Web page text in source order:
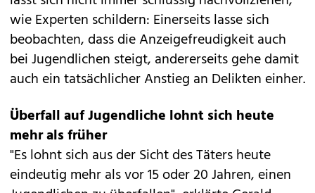
wie Experten schildern: Einerseits lasse sich
beobachten, dass die Anzeigefreudigkeit auch
bei Jugendlichen steigt, andererseits gehe damit
auch ein tatsächlicher Anstieg an Delikten einher.
Überfall auf Jugendliche lohnt sich heute
mehr als früher
"Es lohnt sich aus der Sicht des Täters heute
eindeutig mehr als vor 15 oder 20 Jahren, einen